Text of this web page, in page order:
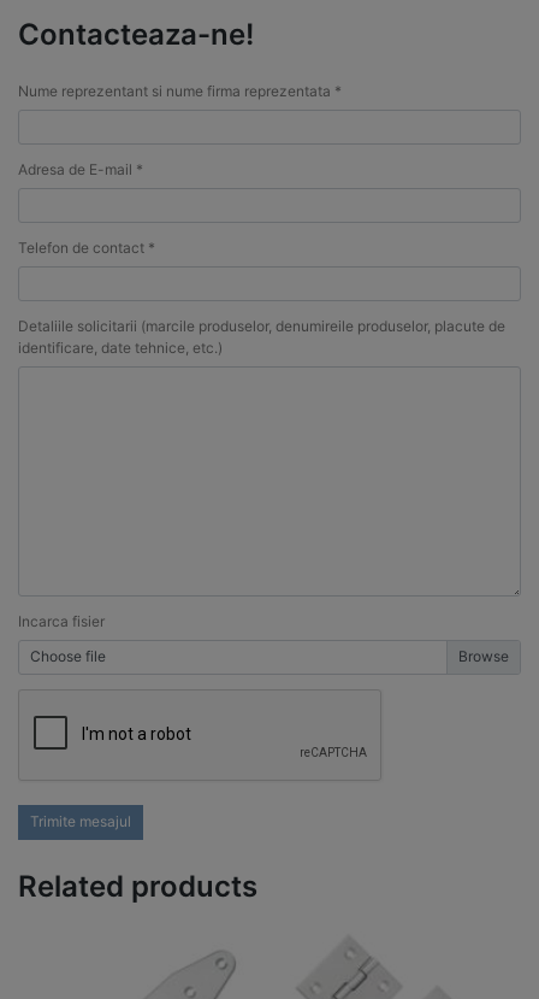
Contacteaza-ne!
Nume reprezentant si nume firma reprezentata *
Adresa de E-mail *
Telefon de contact *
Detaliile solicitarii (marcile produselor, denumireile produselor, placute de
identificare, date tehnice, etc.)
Incarca fisier
Choose file
Trimite mesajul
Related products